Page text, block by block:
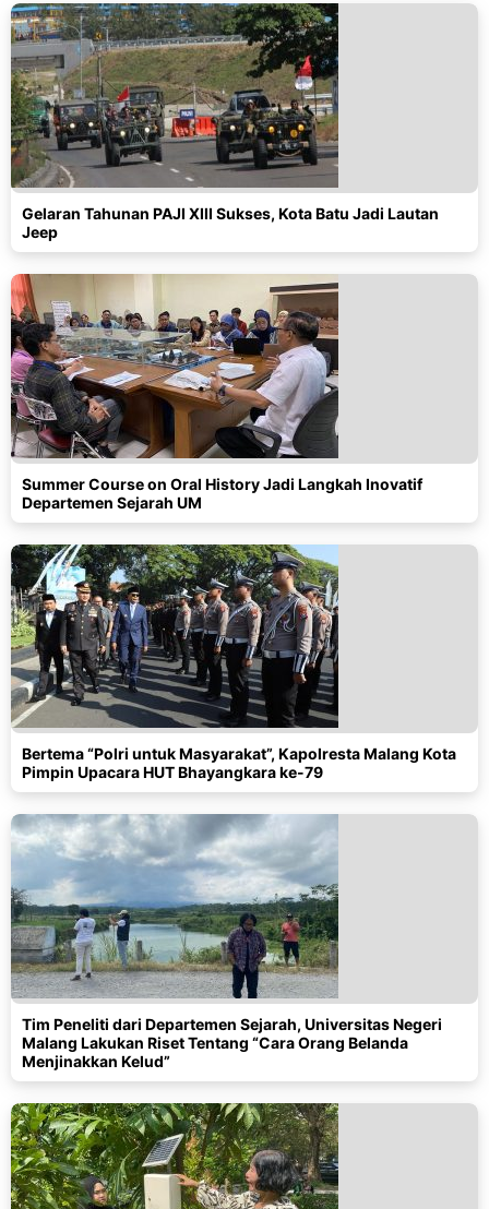
Gelaran Tahunan PAJI XIII Sukses, Kota Batu Jadi Lautan
Jeep
Summer Course on Oral History Jadi Langkah Inovatif
Departemen Sejarah UM
Bertema “Polri untuk Masyarakat”, Kapolresta Malang Kota
Pimpin Upacara HUT Bhayangkara ke-79
Tim Peneliti dari Departemen Sejarah, Universitas Negeri
Malang Lakukan Riset Tentang “Cara Orang Belanda
Menjinakkan Kelud”